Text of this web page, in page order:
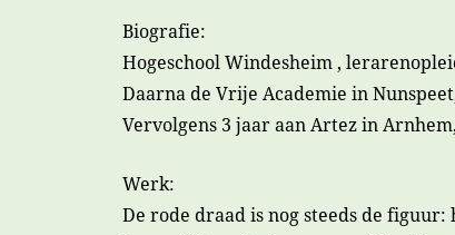
Biografie:
Hogeschool Windesheim ,
Daarna de Vrije Academie in
Vervolgens 3 jaar aan Artez in
Werk:
De rode draad is nog steeds de